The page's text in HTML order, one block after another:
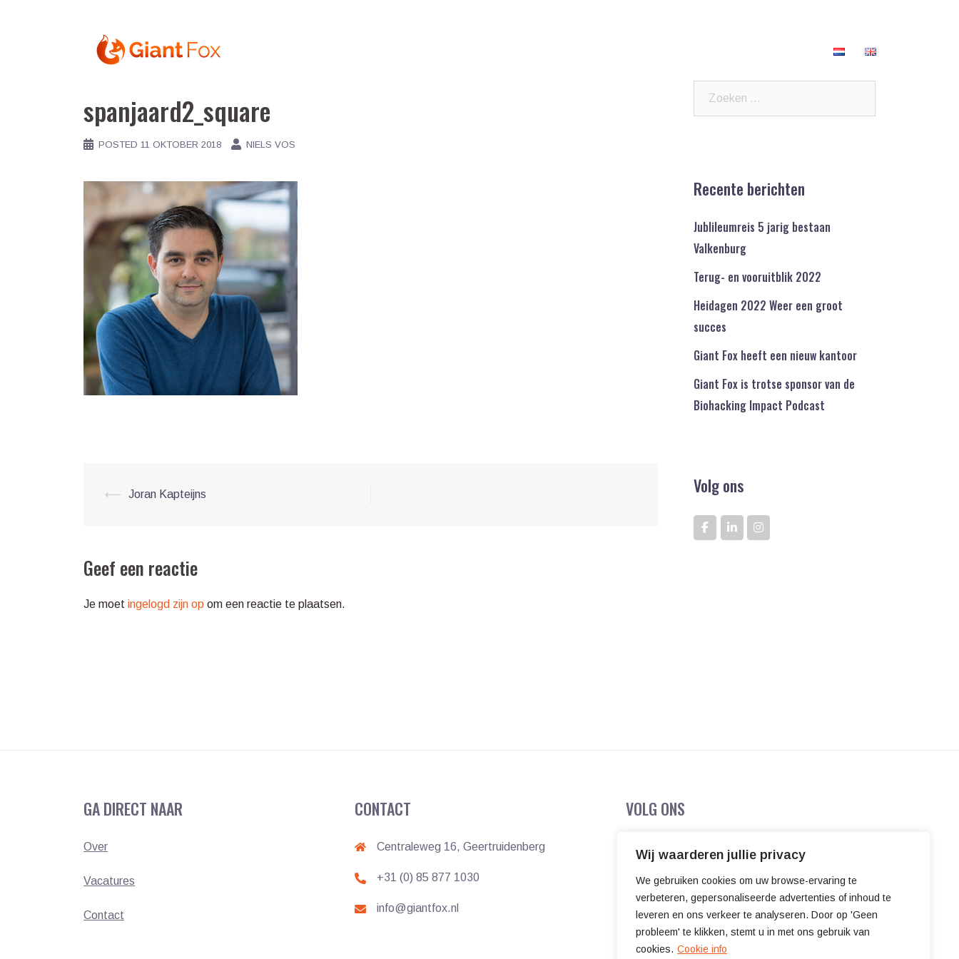
Wij waarderen jullie privacy
We gebruiken cookies om uw browse-ervaring te
verbeteren, gepersonaliseerde advertenties of inhoud te
leveren en ons verkeer te analyseren. Door op 'Geen
probleem' te klikken, stemt u in met ons gebruik van
cookies. Cookie info
spanjaard2_square
POSTED 11 OKTOBER 2018 NIELS VOS
Post
⟵ Joran Kapteijns
Geef een reactie
Je moet ingelogd zijn op om een reactie te plaatsen.
Recente berichten
Jublileumreis 5 jarig bestaan
Valkenburg
Terug- en vooruitblik 2022
Heidagen 2022 Weer een groot
succes
Giant Fox heeft een nieuw kantoor
Giant Fox is trotse sponsor van de
Biohacking Impact Podcast
Volg ons
GA DIRECT NAAR
Over
Vacatures
Contact
CONTACT
Centraleweg 16, Geertruidenberg
+31 (0) 85 877 1030
info@giantfox.nl
VOLG ONS